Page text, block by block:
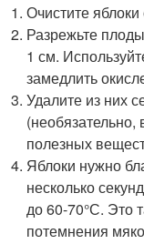
Очистите
Разрежьте
1 см.
замедлить
Удалите из них
полезных
Яблоки нужно
несколько
до 60-70°С. Это
потемнения